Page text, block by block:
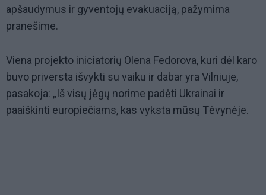
apšaudymus ir gyventojų evakuaciją, pažymima
pranešime.
Viena projekto iniciatorių Olena Fedorova, kuri dėl karo
buvo priversta išvykti su vaiku ir dabar yra Vilniuje,
pasakoja: „Iš visų jėgų norime padėti Ukrainai ir
paaiškinti europiečiams, kas vyksta mūsų Tėvynėje.